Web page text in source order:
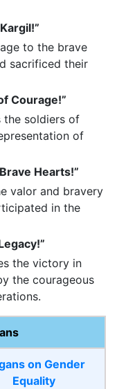
to the brave
sacrificed their
Courage!”
the soldiers of
of
Hearts!”
valor and bravery
in the
the victory in
the courageous
on Gender
Equality